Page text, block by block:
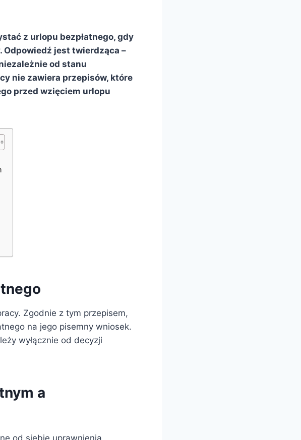
z urlopu bezpłatnego, gdy
jest twierdząca –
od stanu
nie zawiera przepisów, które
przed wzięciem urlopu
Zgodnie z tym przepisem,
na jego pisemny wniosek.
wyłącznie od decyzji
a
od siebie uprawnienia